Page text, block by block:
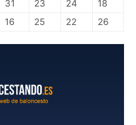
31 23 24
18
16 25 22 26